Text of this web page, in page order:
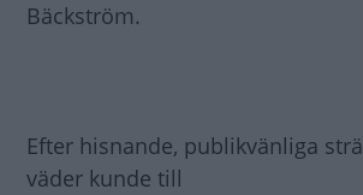
Bäckström.
Efter hisnande, publikvänliga
väder kunde till